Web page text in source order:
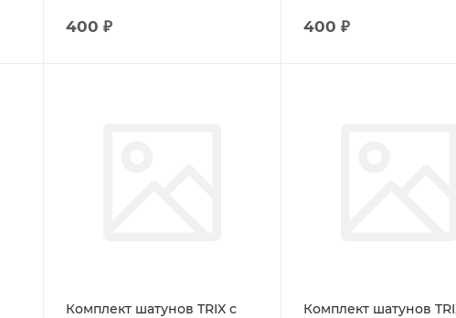
400 ₽ 400 ₽
Комплект шатунов TRIX с
Комплект шатунов